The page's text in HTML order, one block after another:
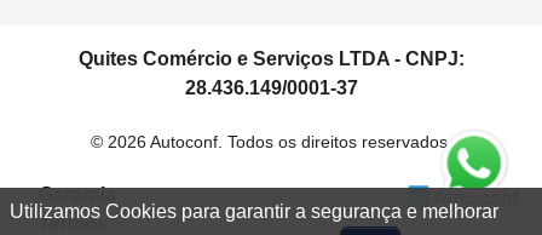
Utilizamos Cookies para garantir a segurança e melhorar
Quites Comércio e Serviços LTDA - CNPJ:
28.436.149/0001-37
© 2026 Autoconf. Todos os direitos reservados.
Garantia
Termos